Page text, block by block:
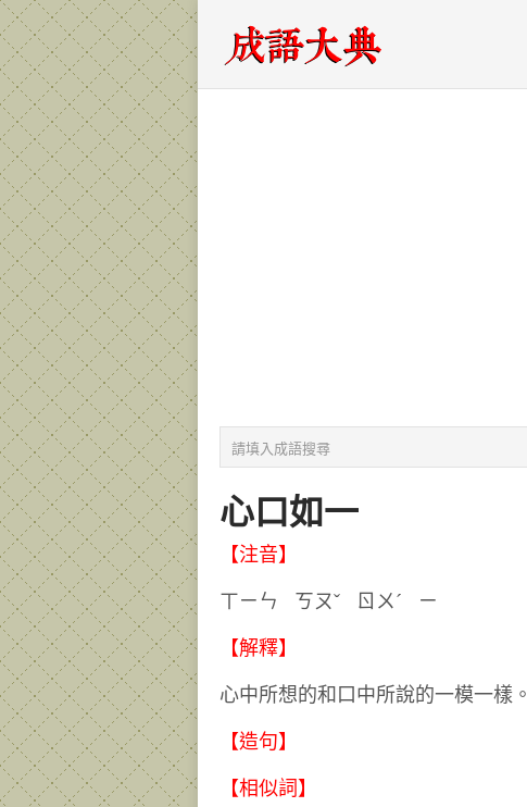
心口如一
【注音】
ㄒㄧㄣ ㄎㄡˇ ㄖㄨˊ ㄧ
【解釋】
心中所想的和口中所說的一模一樣。
【造句】
【相似詞】